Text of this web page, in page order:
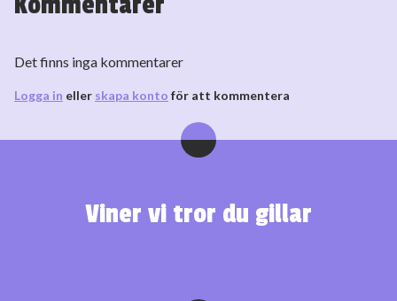
Det finns inga kommentarer
Logga in eller skapa konto för att kommentera
Viner vi tror du gillar